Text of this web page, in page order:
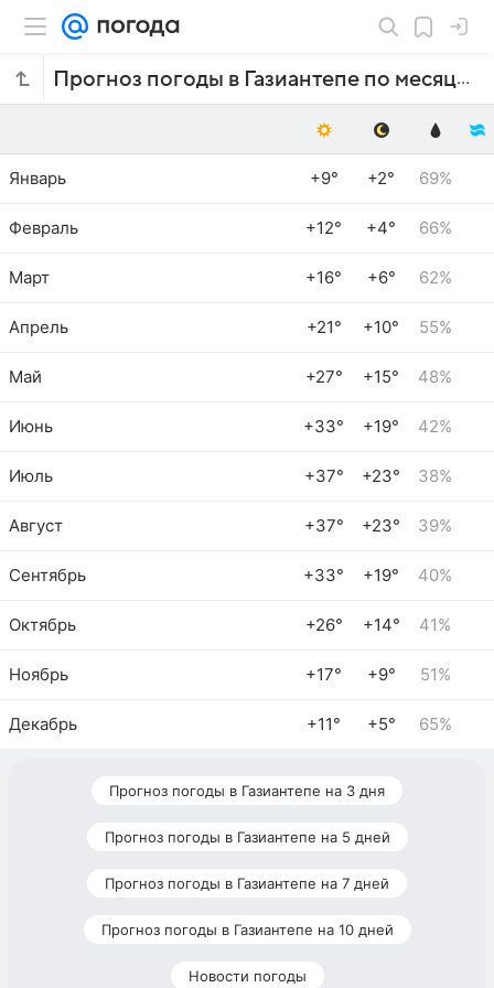
Прогноз погоды в Газиантепе по месяцам
Январь +9° +2° 69%
Февраль +12° +4° 66%
Март +16° +6° 62%
Апрель +21° +10° 55%
Май +27° +15° 48%
Июнь +33° +19° 42%
Июль +37° +23° 38%
Август +37° +23° 39%
Сентябрь +33° +19° 40%
Октябрь +26° +14° 41%
Ноябрь +17° +9° 51%
Декабрь +11° +5° 65%
Прогноз погоды в Газиантепе на 3 дня
Прогноз погоды в Газиантепе на 5 дней
Прогноз погоды в Газиантепе на 7 дней
Прогноз погоды в Газиантепе на 10 дней
Новости погоды